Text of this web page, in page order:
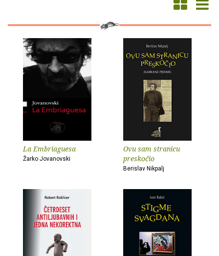
La Embriaguesa
Žarko Jovanovski
Ovu sam stranicu
preskočio
Berislav Nikpalj